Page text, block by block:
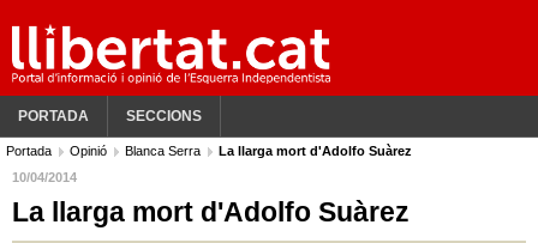
PORTADA SECCIONS
Portada Opinió Blanca Serra
La llarga mort d'Adolfo Suàrez
10/04/2014
La llarga mort d'Adolfo Suàrez